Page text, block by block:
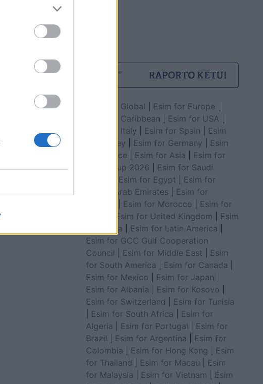
Esim for Global Esim for Europe
Esim for Caribbean
Esim for USA
Esim for Italy
Esim for Spain
Esim
for Turkey
Esim for Germany
Esim
for Greece
Esim for Asia
Esim for
World Cup 2026
Esim for Saudi
Esim for Egypt
Esim for
United Arab Emirates
Esim for
Esim for Morocco
Esim for
Esim for United Kingdom
Esim
for Africa
Esim for Latin America
Esim for GCC Gulf Cooperation
Council
Esim for Middle East
Esim
for South America
Esim for Canada
Esim for Mexico
Esim for Japan
Esim for Albania
Esim for Kosovo
Esim for Switzerland
Esim for Tunisia
Esim for South Africa
Esim for
Algeria
Esim for Portugal
Esim for
Brazil
Esim for Argentina
Esim for
Colombia
Esim for Hong Kong
Esim
for Thailand
Esim for Macau
Esim
for Malaysia
Esim for Vietnam
Esim